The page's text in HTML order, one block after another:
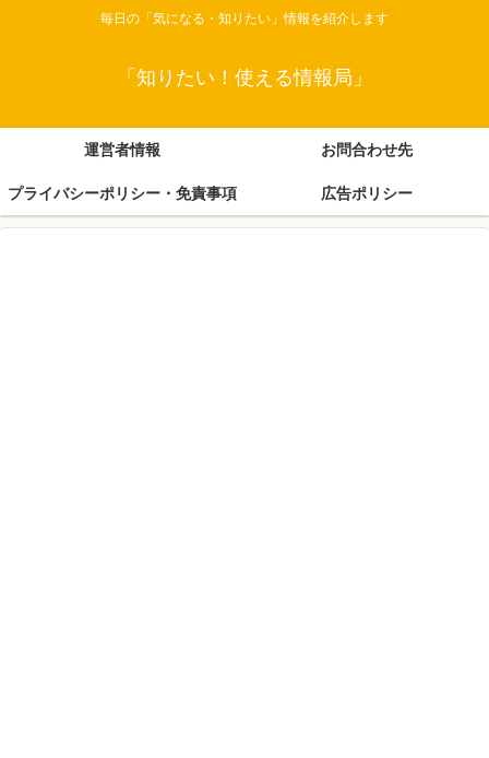
毎日の「気になる・知りたい」情報を紹介します
「知りたい！使える情報局」
運営者情報 お問合わせ先
プライバシーポリシー・免責事項 広告ポリシー